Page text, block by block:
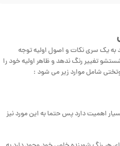
به یک سری نکات و اصول اولیه توجه
تغییر رنگ ندهد و ظاهر اولیه خود را
شامل موارد زیر می شود :
اهمیت دارد پس حتما به این مورد نیز